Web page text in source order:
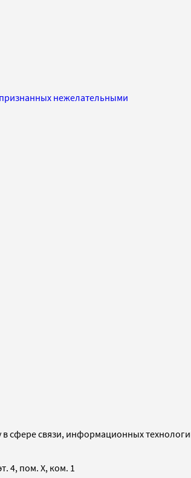
нежелательными
сфере связи, информационных
4, пом. X, ком. 1